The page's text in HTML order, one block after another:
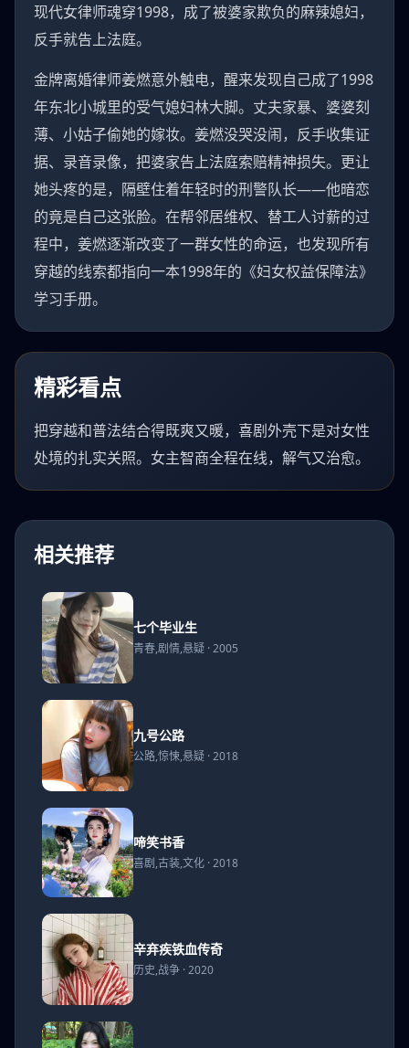
现代女律师魂穿1998，成了被婆家欺负的麻辣媳妇，
反手就告上法庭。
金牌离婚律师姜燃意外触电，醒来发现自己成了1998
年东北小城里的受气媳妇林大脚。丈夫家暴、婆婆刻
薄、小姑子偷她的嫁妆。姜燃没哭没闹，反手收集证
据、录音录像，把婆家告上法庭索赔精神损失。更让
她头疼的是，隔壁住着年轻时的刑警队长——他暗恋
的竟是自己这张脸。在帮邻居维权、替工人讨薪的过
程中，姜燃逐渐改变了一群女性的命运，也发现所有
穿越的线索都指向一本1998年的《妇女权益保障法》
学习手册。
精彩看点
把穿越和普法结合得既爽又暖，喜剧外壳下是对女性
处境的扎实关照。女主智商全程在线，解气又治愈。
相关推荐
七个
毕业
生
七个毕业生
青春,剧情,悬疑 · 2005
九号
公路
九号公路
公路,惊悚,悬疑 · 2018
啼笑
书香
啼笑书香
喜剧,古装,文化 · 2018
辛弃
疾铁
血传
奇
辛弃疾铁血传奇
历史,战争 · 2020